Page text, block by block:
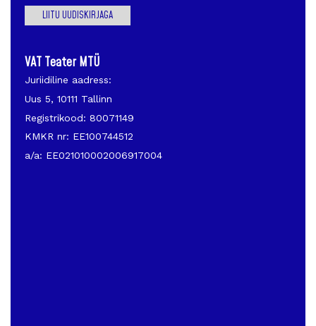
LIITU UUDISKIRJAGA
VAT Teater MTÜ
Juriidiline aadress:
Uus 5, 10111 Tallinn
Registrikood: 80071149
KMKR nr: EE100744512
a/a: EE021010002006917004